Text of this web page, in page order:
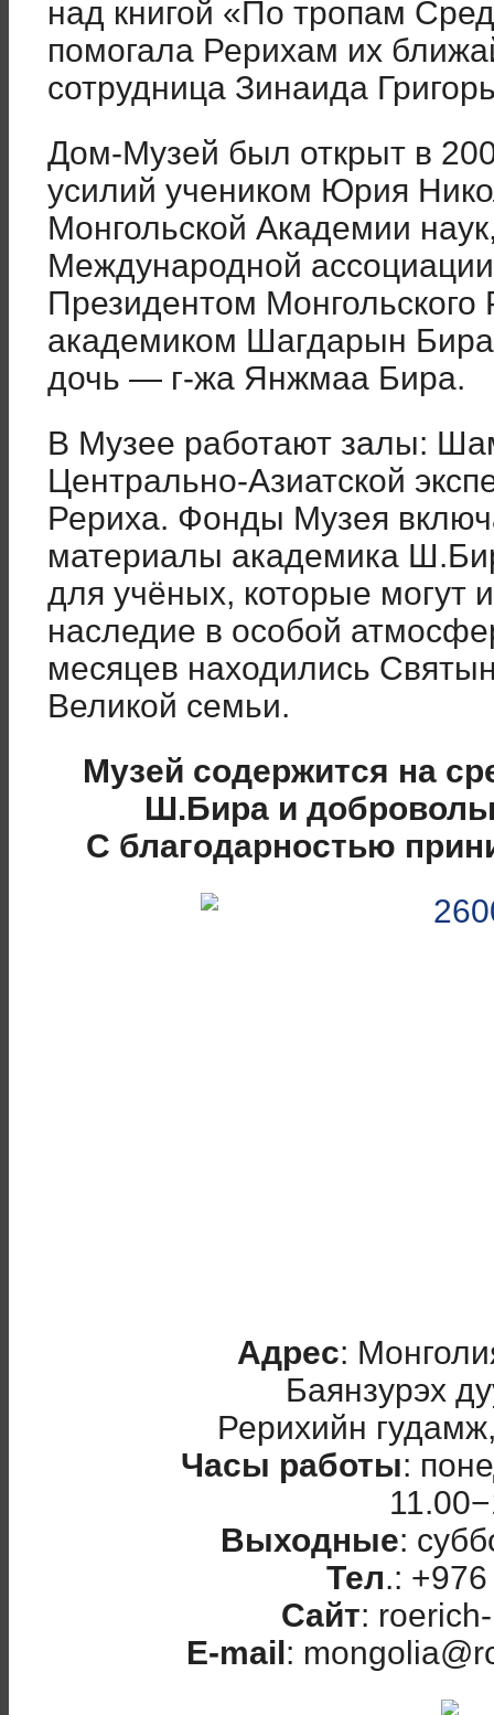
над книгой «По тропам
помогала Рерихам их
сотрудница Зинаида
Дом-Музей был открыт в
усилий учеником Юрия
Монгольской Академии
Международной
Президентом
академиком Шагдарын
дочь — г-жа Янжмаа Бира.
В Музее работают залы:
Центрально-Азиатской
Рериха. Фонды Музея
материалы академика
для учёных, которые могут
наследие в особой
месяцев находились
Великой семьи.
Музей содержится на
Ш.Бира и
С благодарностью
Адрес:
Баянзурэх
Рерихийн
Часы работы:
Выходные:
Тел.:
Сайт:
E-mail: